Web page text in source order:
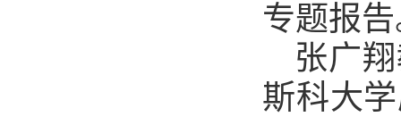
专题报
张广
斯科大